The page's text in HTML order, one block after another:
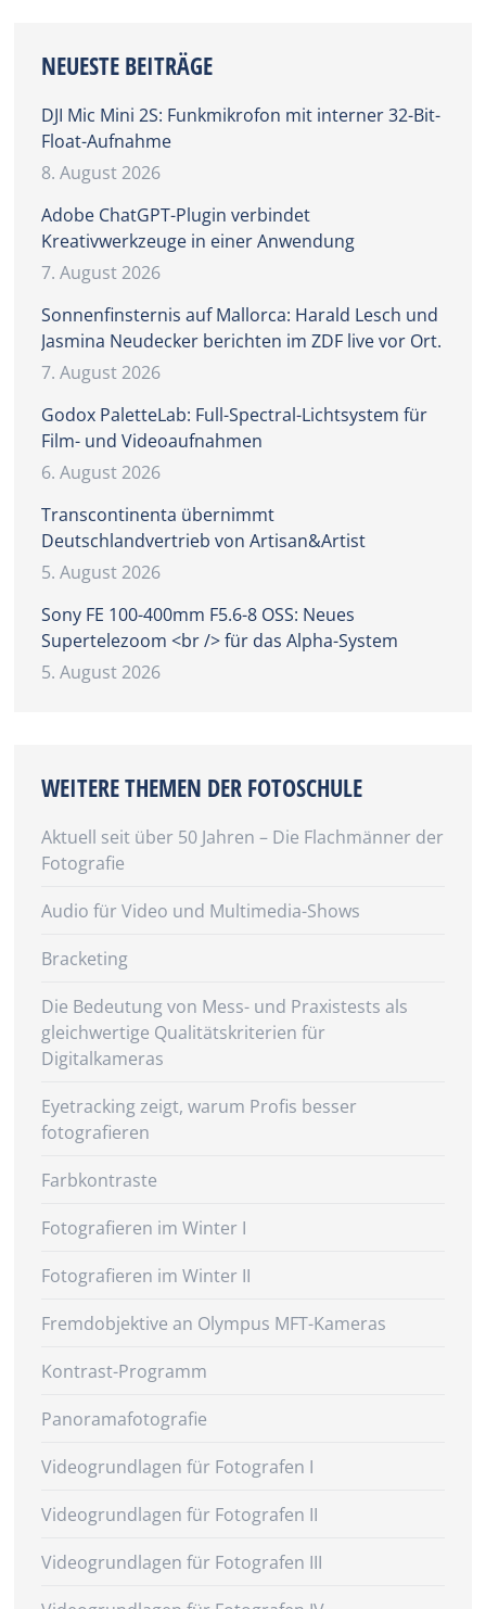
NEUESTE BEITRÄGE
DJI Mic Mini 2S: Funkmikrofon mit interner 32-Bit-
Float-Aufnahme
8. August 2026
Adobe ChatGPT-Plugin verbindet
Kreativwerkzeuge in einer Anwendung
7. August 2026
Sonnenfinsternis auf Mallorca: Harald Lesch und
Jasmina Neudecker berichten im ZDF live vor Ort.
7. August 2026
Godox PaletteLab: Full-Spectral-Lichtsystem für
Film- und Videoaufnahmen
6. August 2026
Transcontinenta übernimmt
Deutschlandvertrieb von Artisan&Artist
5. August 2026
Sony FE 100-400mm F5.6-8 OSS: Neues
Supertelezoom <br /> für das Alpha-System
5. August 2026
WEITERE THEMEN DER FOTOSCHULE
Aktuell seit über 50 Jahren – Die Flachmänner der
Fotografie
Audio für Video und Multimedia-Shows
Bracketing
Die Bedeutung von Mess- und Praxistests als
gleichwertige Qualitätskriterien für
Digitalkameras
Eyetracking zeigt, warum Profis besser
fotografieren
Farbkontraste
Fotografieren im Winter I
Fotografieren im Winter II
Fremdobjektive an Olympus MFT-Kameras
Kontrast-Programm
Panoramafotografie
Videogrundlagen für Fotografen I
Videogrundlagen für Fotografen II
Videogrundlagen für Fotografen III